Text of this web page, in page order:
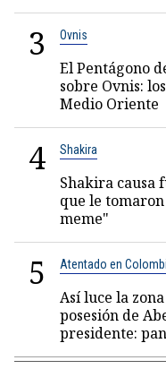
3 Ovnis
El Pentágono
sobre Ovnis:
Medio Oriente
4 Shakira
Shakira causa
que le
meme"
5 Atentado en
Así luce la
posesión de
presidente: